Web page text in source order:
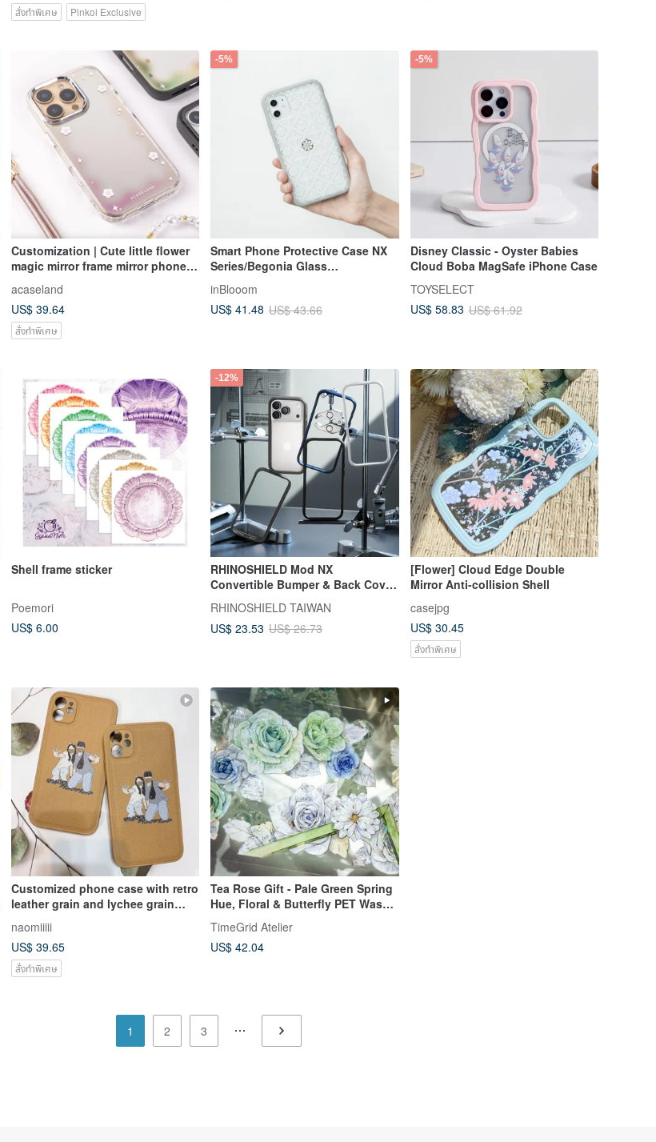
สั่งทำพิเศษ Pinkoi Exclusive
Customization | Cute little flower
magic mirror frame mirror phone
acaseland
US$ 39.64
สั่งทำพิเศษ
-5%
Smart Phone Protective Case NX
Series/Begonia Glass
Pattern/Transparent White
inBlooom
US$ 41.48 US$ 43.66
-5%
Disney Classic - Oyster Babies
Cloud Boba MagSafe iPhone Case
TOYSELECT
US$ 58.83 US$ 61.92
Shell frame sticker
Poemori
US$ 6.00
-12%
RHINOSHIELD Mod NX
Convertible Bumper & Back Cover
Drop-Proof Phone Case for
iPhone 17 Series
RHINOSHIELD TAIWAN
US$ 23.53 US$ 26.73
[Flower] Cloud Edge Double
Mirror Anti-collision Shell
casejpg
US$ 30.45
สั่งทำพิเศษ
Customized phone case with retro
leather grain and lychee grain
naomiiiii
US$ 39.65
สั่งทำพิเศษ
Tea Rose Gift - Pale Green Spring
Hue, Floral & Butterfly PET Washi
TimeGrid Atelier
US$ 42.04
1 2 3